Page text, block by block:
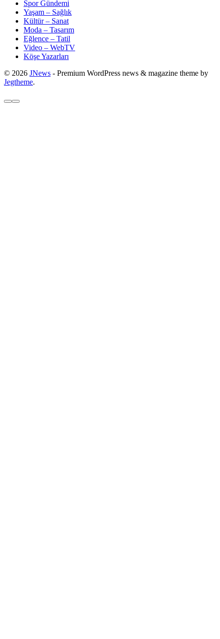
Spor Gündemi
Yaşam – Sağlık
Kültür – Sanat
Moda – Tasarım
Eğlence – Tatil
Video – WebTV
Köşe Yazarları
© 2026 JNews - Premium WordPress news & magazine theme by
Jegtheme.